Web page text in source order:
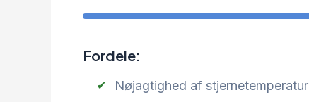
Fordele:
Nøjagtighed af stjernetemperatur